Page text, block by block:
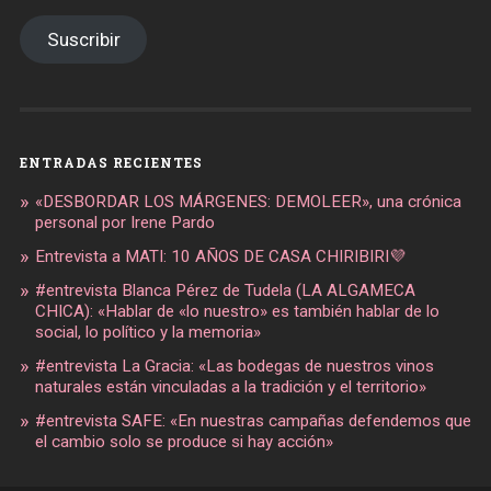
Suscribir
ENTRADAS RECIENTES
«DESBORDAR LOS MÁRGENES: DEMOLEER», una crónica
personal por Irene Pardo
Entrevista a MATI: 10 AÑOS DE CASA CHIRIBIRI💜
#entrevista Blanca Pérez de Tudela (LA ALGAMECA
CHICA): «Hablar de «lo nuestro» es también hablar de lo
social, lo político y la memoria»
#entrevista La Gracia: «Las bodegas de nuestros vinos
naturales están vinculadas a la tradición y el territorio»
#entrevista SAFE: «En nuestras campañas defendemos que
el cambio solo se produce si hay acción»